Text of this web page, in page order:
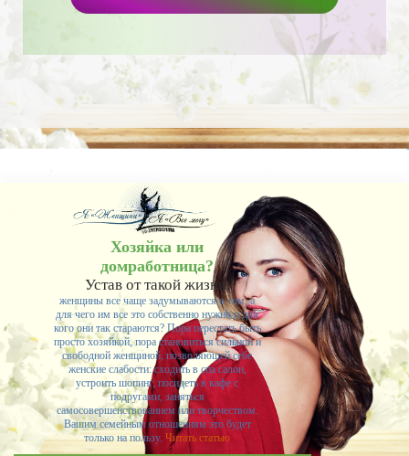
Хозяйка или
домработница?
Устав от такой жизни,
женщины все чаще задумываются о том, а
для чего им все это собственно нужно и для
кого они так стараются? Пора перестать быть
просто хозяйкой, пора становиться сильной и
свободной женщиной, позволяющей себе
женские слабости: сходить в спа салон,
устроить шопинг, посидеть в кафе с
подругами, заняться
самосовершенствованием или творчеством.
Вашим семейным отношениям это будет
только на пользу. Читать статью